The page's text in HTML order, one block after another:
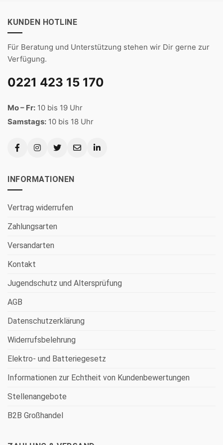
KUNDEN HOTLINE
Für Beratung und Unterstützung stehen wir Dir gerne zur
Verfügung.
0221 423 15 170
Mo – Fr: 10 bis 19 Uhr
Samstags: 10 bis 18 Uhr
INFORMATIONEN
Vertrag widerrufen
Zahlungsarten
Versandarten
Kontakt
Jugendschutz und Altersprüfung
AGB
Datenschutzerklärung
Widerrufsbelehrung
Elektro- und Batteriegesetz
Informationen zur Echtheit von Kundenbewertungen
Stellenangebote
B2B Großhandel